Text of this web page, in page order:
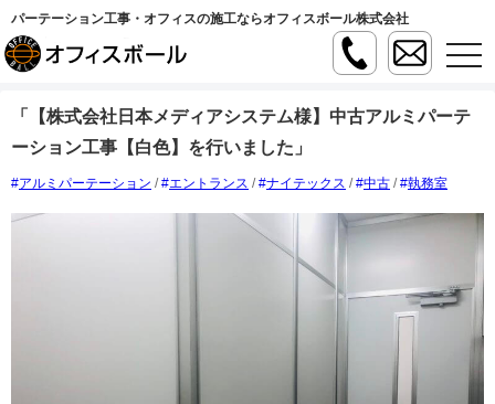
パーテーション工事・オフィスの施工ならオフィスボール株式会社
t
o
l
g
「【株式会社日本メディアシステム様】中古アルミパーテ
ーション工事【白色】を行いました」
アルミパーテーション / エントランス / ナイテックス / 中古 / 執務室